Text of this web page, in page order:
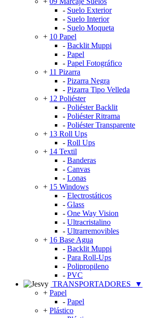
- Suelo Exterior
- Suelo Interior
- Suelo Moqueta
+ 10 Papel
- Backlit Muppi
- Papel
- Papel Fotográfico
+ 11 Pizarra
- Pizarra Negra
- Pizarra Tipo Velleda
+ 12 Poliéster
- Poliéster Backlit
- Poliéster Ritrama
- Poliéster Transparente
+ 13 Roll Ups
- Roll Ups
+ 14 Textil
- Banderas
- Canvas
- Lonas
+ 15 Windows
- Electrostáticos
- Glass
- One Way Vision
- Ultracristalino
- Ultrarremovibles
+ 16 Base Agua
- Backlit Muppi
- Para Roll-Ups
- Polipropileno
- PVC
TRANSPORTADORES
▼
+ Papel
- Papel
+ Plástico